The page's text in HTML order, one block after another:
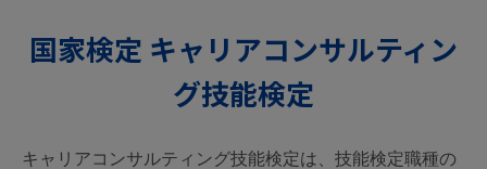
国家検定 キャリアコンサルティン
グ技能検定
キャリアコンサルティング技能検定は、技能検定職種の